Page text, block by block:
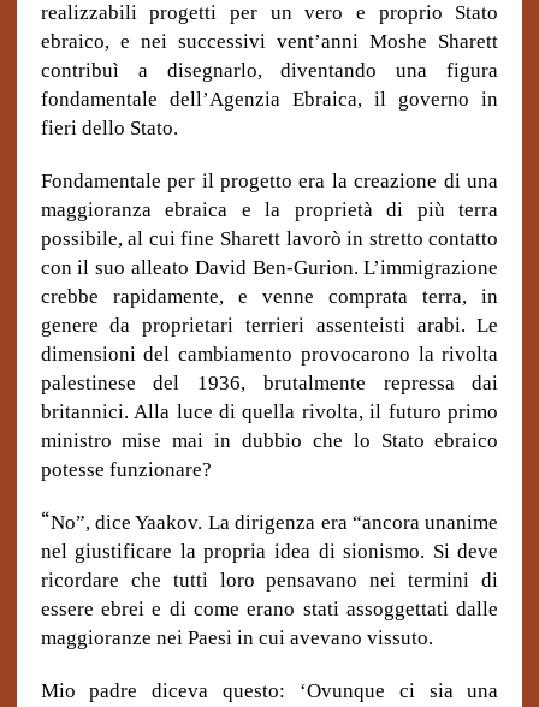
realizzabili progetti per un vero e proprio Stato
ebraico, e nei successivi vent’anni Moshe Sharett
contribuì a disegnarlo, diventando una figura
fondamentale dell’Agenzia Ebraica, il governo in
fieri dello Stato.
Fondamentale per il progetto era la creazione di una
maggioranza ebraica e la proprietà di più terra
possibile, al cui fine Sharett lavorò in stretto contatto
con il suo alleato David Ben-Gurion. L’immigrazione
crebbe rapidamente, e venne comprata terra, in
genere da proprietari terrieri assenteisti arabi. Le
dimensioni del cambiamento provocarono la rivolta
palestinese del 1936, brutalmente repressa dai
britannici. Alla luce di quella rivolta, il futuro primo
ministro mise mai in dubbio che lo Stato ebraico
potesse funzionare?
“No”, dice Yaakov. La dirigenza era “ancora unanime
nel giustificare la propria idea di sionismo. Si deve
ricordare che tutti loro pensavano nei termini di
essere ebrei e di come erano stati assoggettati dalle
maggioranze nei Paesi in cui avevano vissuto.
Mio padre diceva questo: ‘Ovunque ci sia una